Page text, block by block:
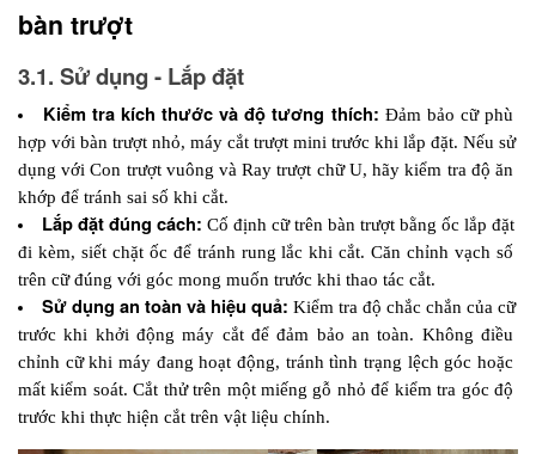
bàn trượt
3.1. Sử dụng - Lắp đặt
Kiểm tra kích thước và độ tương thích: Đảm bảo cữ phù
hợp với bàn trượt nhỏ, máy cắt trượt mini trước khi lắp đặt. Nếu sử
dụng với Con trượt vuông và Ray trượt chữ U, hãy kiểm tra độ ăn
khớp để tránh sai số khi cắt.
Lắp đặt đúng cách: Cố định cữ trên bàn trượt bằng ốc lắp đặt
đi kèm, siết chặt ốc để tránh rung lắc khi cắt. Căn chỉnh vạch số
trên cữ đúng với góc mong muốn trước khi thao tác cắt.
Sử dụng an toàn và hiệu quả: Kiểm tra độ chắc chắn của cữ
trước khi khởi động máy cắt để đảm bảo an toàn. Không điều
chỉnh cữ khi máy đang hoạt động, tránh tình trạng lệch góc hoặc
mất kiểm soát. Cắt thử trên một miếng gỗ nhỏ để kiểm tra góc độ
trước khi thực hiện cắt trên vật liệu chính.